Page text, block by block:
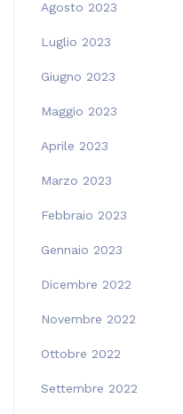
Agosto 2023
Luglio 2023
Giugno 2023
Maggio 2023
Aprile 2023
Marzo 2023
Febbraio 2023
Gennaio 2023
Dicembre 2022
Novembre 2022
Ottobre 2022
Settembre 2022